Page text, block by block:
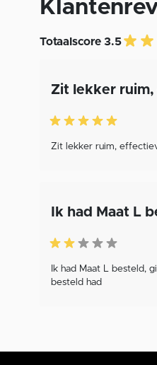
Totaalscore 3.5
Zit lekker
Zit lekker ruim,
Ik had Maat L
Ik had Maat L besteld,
besteld had